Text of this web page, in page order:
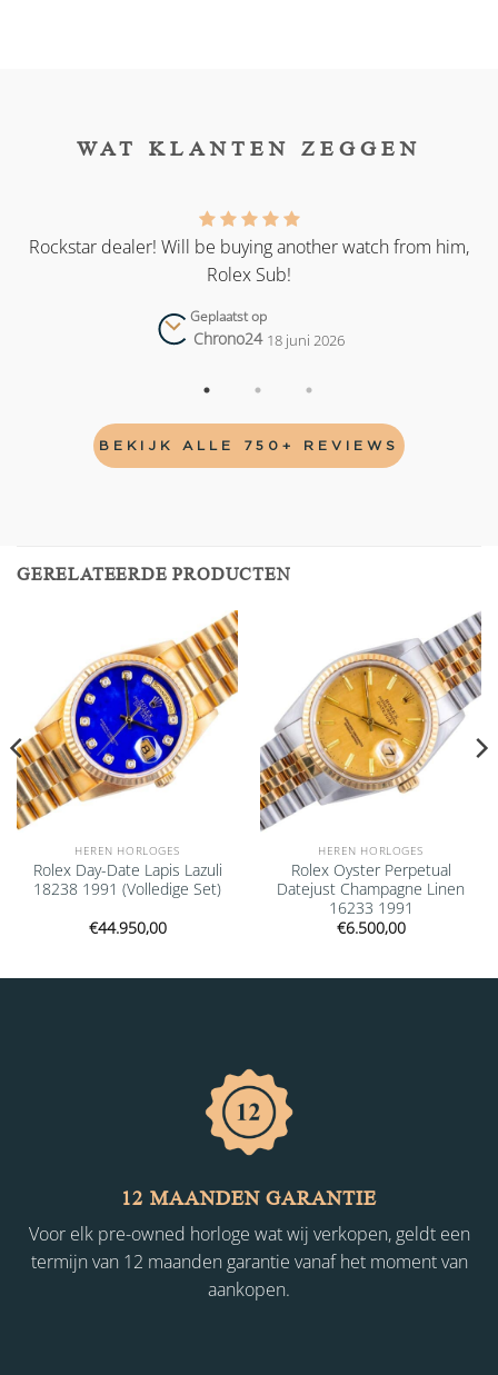
WAT KLANTEN ZEGGEN
Rockstar dealer! Will be buying another watch from him,
Rolex Sub!
Geplaatst op
Chrono24 18 juni 2026
BEKIJK ALLE 750+ REVIEWS
GERELATEERDE PRODUCTEN
Add to
wishlist
HEREN HORLOGES
Rolex Day-Date Lapis Lazuli
18238 1991 (Volledige Set)
€44.950,00
Add to
wishlist
HEREN HORLOGES
Rolex Oyster Perpetual
Datejust Champagne Linen
16233 1991
€6.500,00
12 MAANDEN GARANTIE
Voor elk pre-owned horloge wat wij verkopen, geldt een
termijn van 12 maanden garantie vanaf het moment van
aankopen.